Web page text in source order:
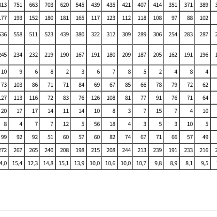
751 663 703 620 545 439 435 421 407 414 351 371 389
193 152 180 181 165 117 123 112 118 108 97 88
102
558 511 523 439 380 322 312 309 289 306 254 283 287
234 232 219 190 167 191 180 209 187 205 162 191 196
10 9 6 8 2 3 6 7 8 5 2 4 8
4
73
103 86 71 71 84 69 67 85 66 78 79 72
62
113 116 72 83 76 126 108 81 77 91 76 71
64
20
17 17 14 11 14 10 8 3 7 15 7 4
10
8
4 7 7 12 5 56 18 4 3 5 3 10
5
99
92 92 51 60 57 60 82 74 67 71 66 57
49
267 265 240 208 198 215 208 244 213 239 191 233 216
15,4 12,3 14,8 15,1 13,9 10,0 10,6 10,0 10,7 9,8 8,9 8,1 9,5